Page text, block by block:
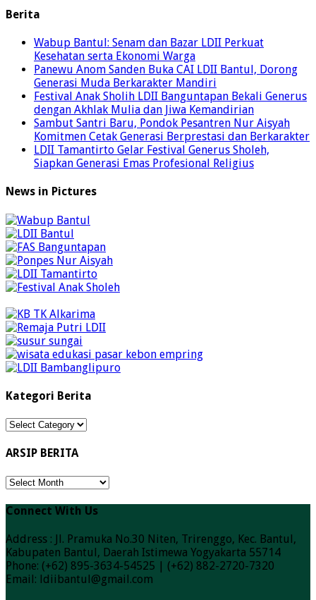
Berita
Wabup Bantul: Senam dan Bazar LDII Perkuat
Kesehatan serta Ekonomi Warga
Panewu Anom Sanden Buka CAI LDII Bantul, Dorong
Generasi Muda Berkarakter Mandiri
Festival Anak Sholih LDII Banguntapan Bekali Generus
dengan Akhlak Mulia dan Jiwa Kemandirian
Sambut Santri Baru, Pondok Pesantren Nur Aisyah
Komitmen Cetak Generasi Berprestasi dan Berkarakter
LDII Tamantirto Gelar Festival Generus Sholeh,
Siapkan Generasi Emas Profesional Religius
News in Pictures
Kategori Berita
Kategori
ARSIP BERITA
ARSIP
Connect With Us
Address : Jl. Pramuka No.30 Niten, Trirenggo, Kec. Bantul,
Kabupaten Bantul, Daerah Istimewa Yogyakarta 55714
Phone: (+62) 895-3634-54525 | (+62) 882-2720-7320
Email: ldiibantul@gmail.com